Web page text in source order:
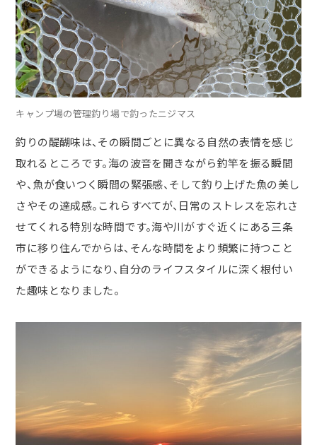
キャンプ場の管理釣り場で釣ったニジマス
釣りの醍醐味は、その瞬間ごとに異なる自然の表情を感じ
取れるところです。海の波音を聞きながら釣竿を振る瞬間
や、魚が食いつく瞬間の緊張感、そして釣り上げた魚の美し
さやその達成感。これらすべてが、日常のストレスを忘れさ
せてくれる特別な時間です。海や川がすぐ近くにある三条
市に移り住んでからは、そんな時間をより頻繁に持つこと
ができるようになり、自分のライフスタイルに深く根付い
た趣味となりました。